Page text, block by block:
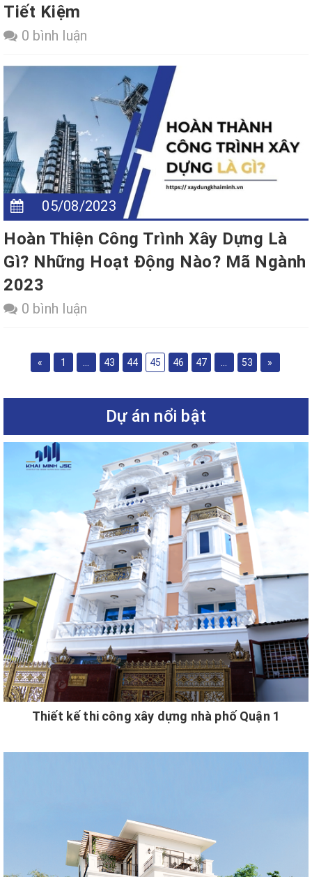
Tiết Kiệm
0 bình luận
05/08/2023
Hoàn Thiện Công Trình Xây Dựng Là
Gì? Những Hoạt Động Nào? Mã Ngành
2023
0 bình luận
« 1 43 44 45 46 47 53 »
Dự án nổi bật
Thiết kế thi công xây dựng nhà phố Quận 1